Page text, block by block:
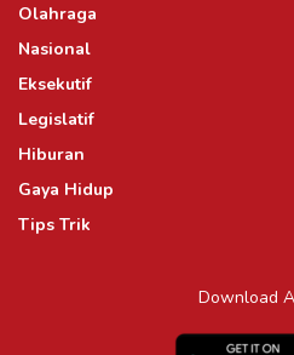
Olahraga
Nasional
Eksekutif
Legislatif
Hiburan
Gaya Hidup
Tips Trik
Download